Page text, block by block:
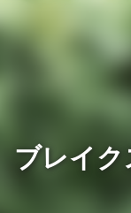
ブレイ